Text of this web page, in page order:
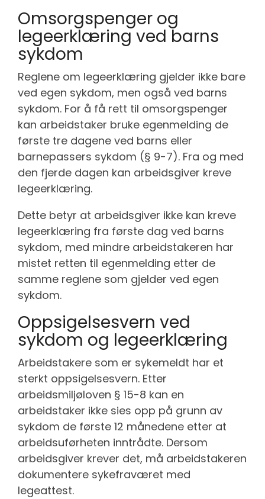
Omsorgspenger og
legeerklæring ved barns
sykdom
Reglene om legeerklæring gjelder ikke bare
ved egen sykdom, men også ved barns
sykdom. For å få rett til omsorgspenger
kan arbeidstaker bruke egenmelding de
første tre dagene ved barns eller
barnepassers sykdom (§ 9-7). Fra og med
den fjerde dagen kan arbeidsgiver kreve
legeerklæring.
Dette betyr at arbeidsgiver ikke kan kreve
legeerklæring fra første dag ved barns
sykdom, med mindre arbeidstakeren har
mistet retten til egenmelding etter de
samme reglene som gjelder ved egen
sykdom.
Oppsigelsesvern ved
sykdom og legeerklæring
Arbeidstakere som er sykemeldt har et
sterkt oppsigelsesvern. Etter
arbeidsmiljøloven § 15-8 kan en
arbeidstaker ikke sies opp på grunn av
sykdom de første 12 månedene etter at
arbeidsuførheten inntrådte. Dersom
arbeidsgiver krever det, må arbeidstakeren
dokumentere sykefraværet med
legeattest.